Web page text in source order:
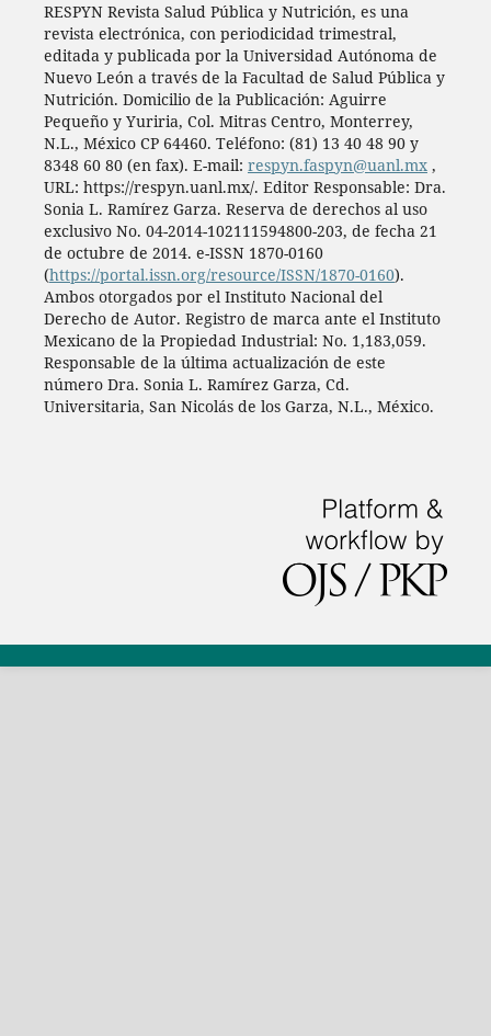
RESPYN Revista Salud Pública y Nutrición, es una
revista electrónica, con periodicidad trimestral,
editada y publicada por la Universidad Autónoma de
Nuevo León a través de la Facultad de Salud Pública y
Nutrición. Domicilio de la Publicación: Aguirre
Pequeño y Yuriria, Col. Mitras Centro, Monterrey,
N.L., México CP 64460. Teléfono: (81) 13 40 48 90 y
8348 60 80 (en fax). E-mail: respyn.faspyn@uanl.mx,
URL: https://respyn.uanl.mx/. Editor Responsable: Dra.
Sonia L. Ramírez Garza. Reserva de derechos al uso
exclusivo No. 04-2014-102111594800-203, de fecha 21
de octubre de 2014. e-ISSN 1870-0160
(https://portal.issn.org/resource/ISSN/1870-0160).
Ambos otorgados por el Instituto Nacional del
Derecho de Autor. Registro de marca ante el Instituto
Mexicano de la Propiedad Industrial: No. 1,183,059.
Responsable de la última actualización de este
número Dra. Sonia L. Ramírez Garza, Cd.
Universitaria, San Nicolás de los Garza, N.L., México.